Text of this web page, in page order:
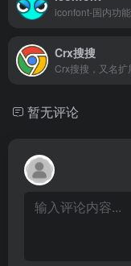
Crx搜搜
暂无评论